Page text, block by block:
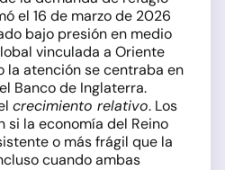
el 16 de marzo de 2026
bajo presión en medio
vinculada a Oriente
la atención se centraba en
Banco de Inglaterra.
crecimiento relativo. Los
si la economía del Reino
o más frágil que la
cuando ambas